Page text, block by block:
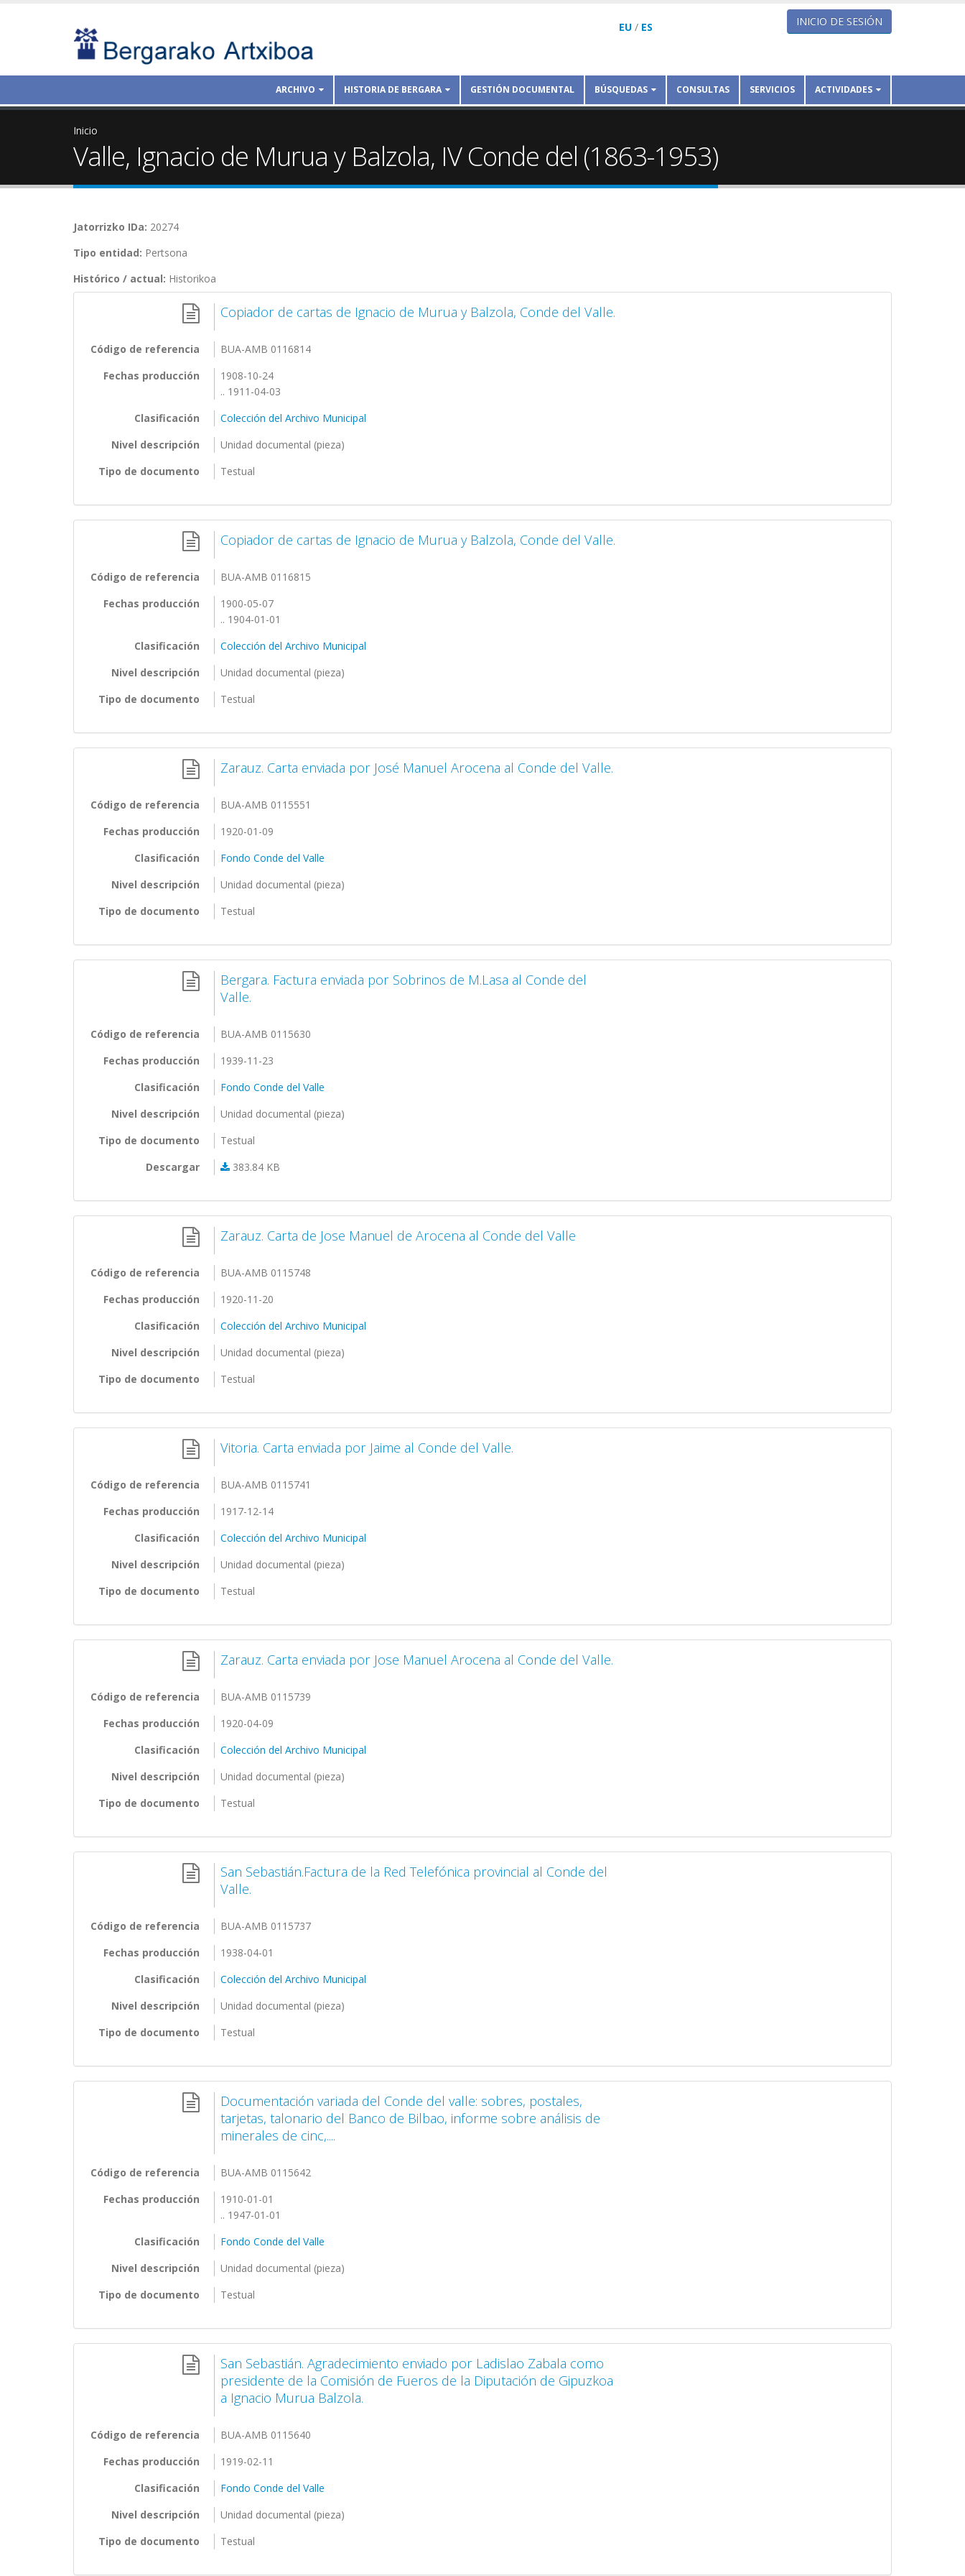
EU / ES INICIO DE SESIÓN
ARCHIVO HISTORIA DE BERGARA GESTIÓN DOCUMENTAL BÚSQUEDAS CONSULTAS SERVICIOS ACTIVIDADES
Inicio
Valle, Ignacio de Murua y Balzola, IV Conde del (1863-1953)
Jatorrizko IDa: 20274
Tipo entidad: Pertsona
Histórico / actual: Historikoa
Copiador de cartas de Ignacio de Murua y Balzola, Conde del Valle.
Código de referencia
BUA-AMB 0116814
Fechas producción
1908-10-24
.. 1911-04-03
Clasificación
Colección del Archivo Municipal
Nivel descripción
Unidad documental (pieza)
Tipo de documento
Testual
Copiador de cartas de Ignacio de Murua y Balzola, Conde del Valle.
Código de referencia
BUA-AMB 0116815
Fechas producción
1900-05-07
.. 1904-01-01
Clasificación
Colección del Archivo Municipal
Nivel descripción
Unidad documental (pieza)
Tipo de documento
Testual
Zarauz. Carta enviada por José Manuel Arocena al Conde del Valle.
Código de referencia
BUA-AMB 0115551
Fechas producción
1920-01-09
Clasificación
Fondo Conde del Valle
Nivel descripción
Unidad documental (pieza)
Tipo de documento
Testual
Bergara. Factura enviada por Sobrinos de M.Lasa al Conde del
Valle.
Código de referencia
BUA-AMB 0115630
Fechas producción
1939-11-23
Clasificación
Fondo Conde del Valle
Nivel descripción
Unidad documental (pieza)
Tipo de documento
Testual
Descargar
383.84 KB
Zarauz. Carta de Jose Manuel de Arocena al Conde del Valle
Código de referencia
BUA-AMB 0115748
Fechas producción
1920-11-20
Clasificación
Colección del Archivo Municipal
Nivel descripción
Unidad documental (pieza)
Tipo de documento
Testual
Vitoria. Carta enviada por Jaime al Conde del Valle.
Código de referencia
BUA-AMB 0115741
Fechas producción
1917-12-14
Clasificación
Colección del Archivo Municipal
Nivel descripción
Unidad documental (pieza)
Tipo de documento
Testual
Zarauz. Carta enviada por Jose Manuel Arocena al Conde del Valle.
Código de referencia
BUA-AMB 0115739
Fechas producción
1920-04-09
Clasificación
Colección del Archivo Municipal
Nivel descripción
Unidad documental (pieza)
Tipo de documento
Testual
San Sebastián.Factura de la Red Telefónica provincial al Conde del
Valle.
Código de referencia
BUA-AMB 0115737
Fechas producción
1938-04-01
Clasificación
Colección del Archivo Municipal
Nivel descripción
Unidad documental (pieza)
Tipo de documento
Testual
Documentación variada del Conde del valle: sobres, postales,
tarjetas, talonario del Banco de Bilbao, informe sobre análisis de
minerales de cinc,....
Código de referencia
BUA-AMB 0115642
Fechas producción
1910-01-01
.. 1947-01-01
Clasificación
Fondo Conde del Valle
Nivel descripción
Unidad documental (pieza)
Tipo de documento
Testual
San Sebastián. Agradecimiento enviado por Ladislao Zabala como
presidente de la Comisión de Fueros de la Diputación de Gipuzkoa
a Ignacio Murua Balzola.
Código de referencia
BUA-AMB 0115640
Fechas producción
1919-02-11
Clasificación
Fondo Conde del Valle
Nivel descripción
Unidad documental (pieza)
Tipo de documento
Testual